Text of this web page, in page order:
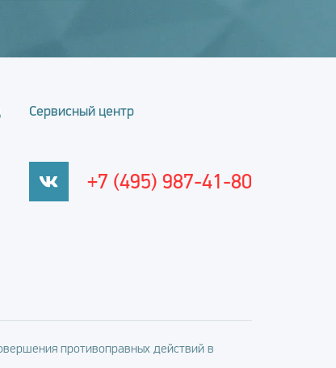
Сервисный центр
+7 (495) 987-41-80
противоправных действий в